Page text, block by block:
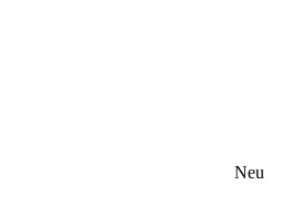
Neu